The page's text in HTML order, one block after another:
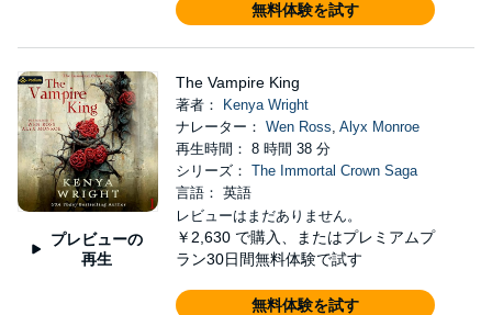
無料体験を試す
プレビューの
再生
The Vampire King
著者：
Kenya Wright
ナレーター： Wen Ross, Alyx Monroe
再生時間： 8 時間 38 分
シリーズ： The Immortal Crown Saga
言語： 英語
レビューはまだありません。
￥2,630 で購入、またはプレミアムプ
ラン30日間無料体験で試す
無料体験を試す